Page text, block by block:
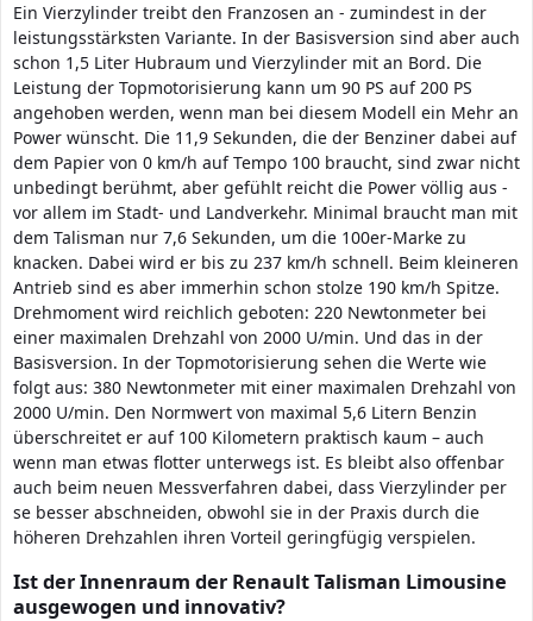
Ein Vierzylinder treibt den Franzosen an - zumindest in der
leistungsstärksten Variante. In der Basisversion sind aber auch
schon 1,5 Liter Hubraum und Vierzylinder mit an Bord. Die
Leistung der Topmotorisierung kann um 90 PS auf 200 PS
angehoben werden, wenn man bei diesem Modell ein Mehr an
Power wünscht. Die 11,9 Sekunden, die der Benziner dabei auf
dem Papier von 0 km/h auf Tempo 100 braucht, sind zwar nicht
unbedingt berühmt, aber gefühlt reicht die Power völlig aus -
vor allem im Stadt- und Landverkehr. Minimal braucht man mit
dem Talisman nur 7,6 Sekunden, um die 100er-Marke zu
knacken. Dabei wird er bis zu 237 km/h schnell. Beim kleineren
Antrieb sind es aber immerhin schon stolze 190 km/h Spitze.
Drehmoment wird reichlich geboten: 220 Newtonmeter bei
einer maximalen Drehzahl von 2000 U/min. Und das in der
Basisversion. In der Topmotorisierung sehen die Werte wie
folgt aus: 380 Newtonmeter mit einer maximalen Drehzahl von
2000 U/min. Den Normwert von maximal 5,6 Litern Benzin
überschreitet er auf 100 Kilometern praktisch kaum – auch
wenn man etwas flotter unterwegs ist. Es bleibt also offenbar
auch beim neuen Messverfahren dabei, dass Vierzylinder per
se besser abschneiden, obwohl sie in der Praxis durch die
höheren Drehzahlen ihren Vorteil geringfügig verspielen.
Ist der Innenraum der Renault Talisman Limousine
ausgewogen und innovativ?